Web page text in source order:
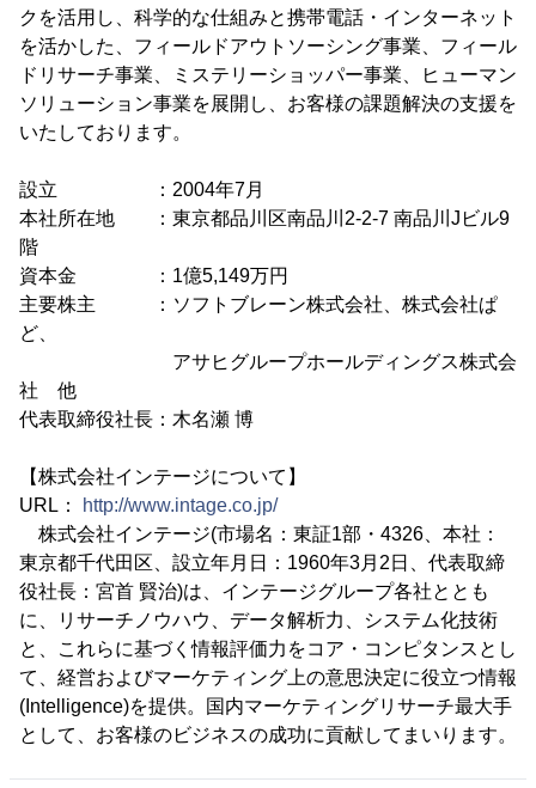
クを活用し、科学的な仕組みと携帯電話・インターネット
を活かした、フィールドアウトソーシング事業、フィール
ドリサーチ事業、ミステリーショッパー事業、ヒューマン
ソリューション事業を展開し、お客様の課題解決の支援を
いたしております。
設立 ：2004年7月
本社所在地 ：東京都品川区南品川2-2-7 南品川Jビル9
階
資本金 ：1億5,149万円
主要株主 ：ソフトブレーン株式会社、株式会社ぱ
ど、
アサヒグループホールディングス株式会
社 他
代表取締役社長：木名瀬 博
【株式会社インテージについて】
URL：
http://www.intage.co.jp/
株式会社インテージ(市場名：東証1部・4326、本社：
東京都千代田区、設立年月日：1960年3月2日、代表取締
役社長：宮首 賢治)は、インテージグループ各社ととも
に、リサーチノウハウ、データ解析力、システム化技術
と、これらに基づく情報評価力をコア・コンピタンスとし
て、経営およびマーケティング上の意思決定に役立つ情報
(Intelligence)を提供。国内マーケティングリサーチ最大手
として、お客様のビジネスの成功に貢献してまいります。